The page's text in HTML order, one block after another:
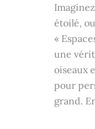
étoilé,
«
une
oiseaux
pour
grand.